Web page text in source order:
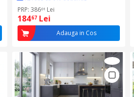
PRP: 38601 Lei
18467 Lei
Adauga in Cos